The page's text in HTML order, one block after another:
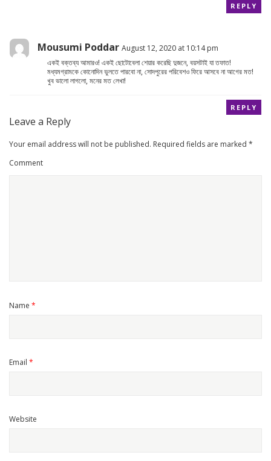
REPLY
Mousumi Poddar August 12, 2020 at 10:14 pm
একই বক্তব্য আমারও! একই ছোটোবেলা শেয়ার করেছি দুজনে, বয়সটাই যা তফাত!
মধ্যমগ্রামকে কোনোদিন ভুলতে পারবো না, সোদপুরের পরিবেশও ফিরে আসবে না আগের মত!
খুব ভালো লাগলো, মনের মত লেখা!
REPLY
Leave a Reply
Your email address will not be published. Required fields are marked *
Comment
Name *
Email *
Website